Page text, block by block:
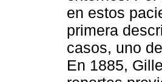
en estos
primera
casos, uno
En 1885,